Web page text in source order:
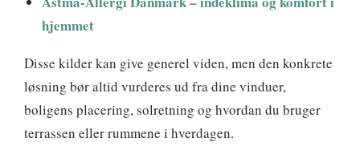
hjemmet
Disse kilder kan give generel viden, men den konkrete
løsning bør altid vurderes ud fra dine vinduer,
boligens placering, solretning og hvordan du bruger
terrassen eller rummene i hverdagen.